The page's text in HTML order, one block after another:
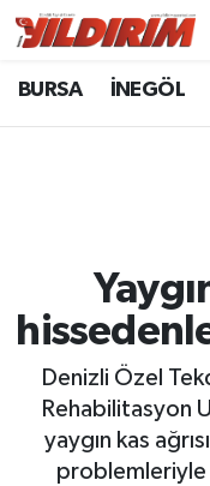
BURSA İNEGÖL
Denizli Özel
Rehabilitasyon
yaygın kas
problemleriyle
BURSA
GÜNDEM
RESMİ
KÖŞE YAZILARI
SİYASET
Bursa Nöbetçi
Bursa Trafik
Süper Lig
Tüm Manşetler
Son Dakika